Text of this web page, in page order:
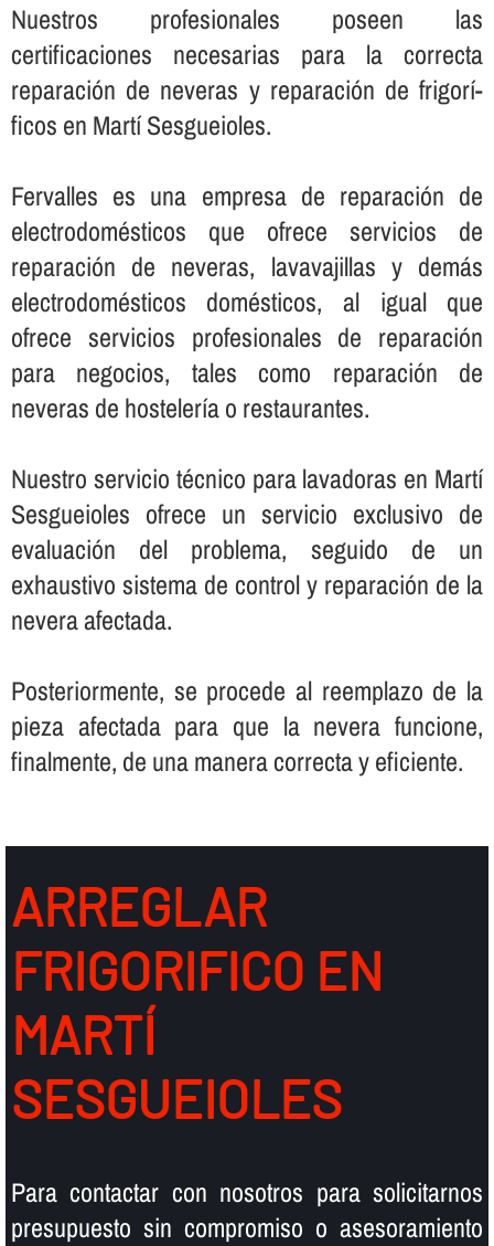
Nuestros profesionales poseen las
certificaciones necesarias para la correcta
reparación de neveras y reparación de frigorí­
ficos en Martí Sesgueioles.
Fervalles es una empresa de reparación de
electrodomésticos que ofrece servicios de
reparación de neveras, lavavajillas y demás
electrodomésticos domésticos, al igual que
ofrece servicios profesionales de reparación
para negocios, tales como reparación de
neveras de hostelerí­a o restaurantes.
Nuestro servicio técnico para lavadoras en Martí
Sesgueioles ofrece un servicio exclusivo de
evaluación del problema, seguido de un
exhaustivo sistema de control y reparación de la
nevera afectada.
Posteriormente, se procede al reemplazo de la
pieza afectada para que la nevera funcione,
finalmente, de una manera correcta y eficiente.
ARREGLAR
FRIGORIFICO EN
MARTÍ
SESGUEIOLES
Para contactar con nosotros para solicitarnos
presupuesto sin compromiso o asesoramiento